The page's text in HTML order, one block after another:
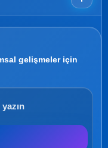
gelişmeler için